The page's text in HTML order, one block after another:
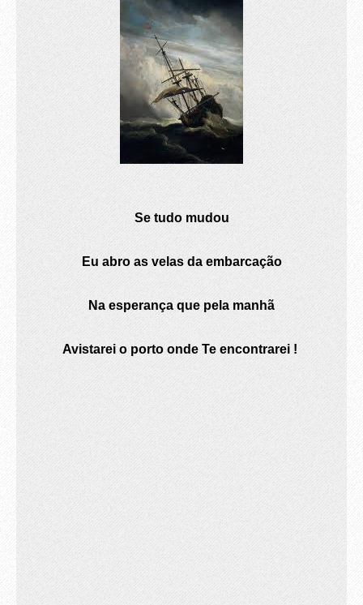
Se tudo mudou
Eu abro as velas da embarcação
Na esperança que pela manhã
Avistarei o porto onde Te encontrarei !